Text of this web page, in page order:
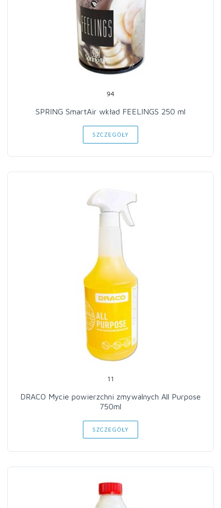
94
SPRING SmartAir wkład FEELINGS 250 ml
SZCZEGÓŁY
11
DRACO Mycie powierzchni zmywalnych All Purpose
750ml
SZCZEGÓŁY